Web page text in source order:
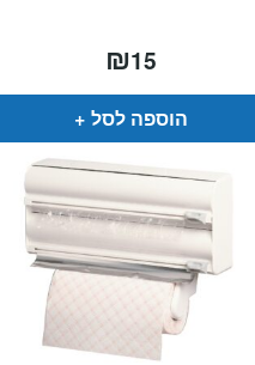
₪15
הוספה לסל